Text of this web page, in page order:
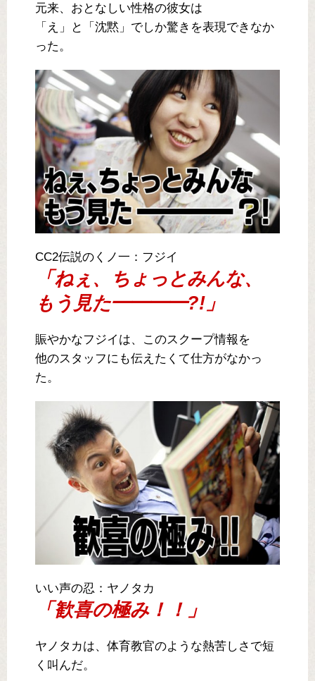
元来、おとなしい性格の彼女は
「え」と「沈黙」でしか驚きを表現できなか
った。
CC2伝説のくノ一：フジイ
「ねぇ、ちょっとみんな、
もう見た━━━━?!」
賑やかなフジイは、このスクープ情報を
他のスタッフにも伝えたくて仕方がなかっ
た。
いい声の忍：ヤノタカ
「歓喜の極み！！」
ヤノタカは、体育教官のような熱苦しさで短
く叫んだ。